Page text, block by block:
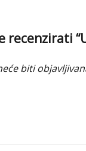
biti